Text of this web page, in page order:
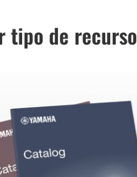
tipo de recurso